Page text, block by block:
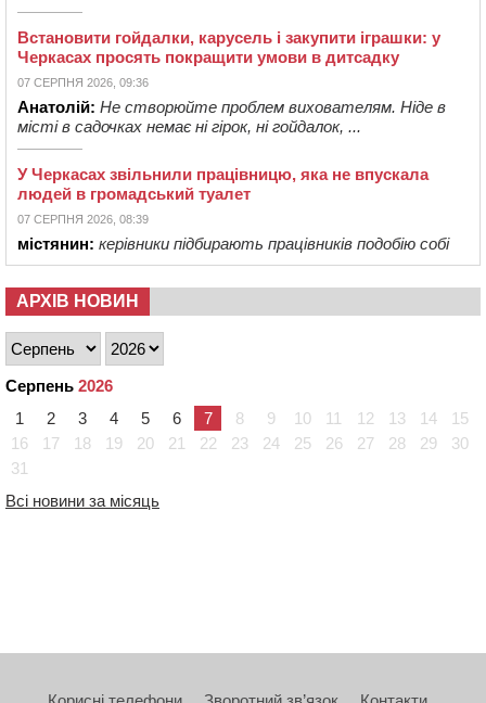
Встановити гойдалки, карусель і закупити іграшки: у
Черкасах просять покращити умови в дитсадку
07 СЕРПНЯ 2026, 09:36
Анатолій: Не створюйте проблем вихователям. Ніде в
місті в садочках немає ні гірок, ні гойдалок, ...
У Черкасах звільнили працівницю, яка не впускала
людей в громадський туалет
07 СЕРПНЯ 2026, 08:39
містянин: керівники підбирають працівників подобію собі
АРХІВ НОВИН
Серпень 2026
1
2 3 4 5 6 7 8 9 10 11 12 13 14
15
16
17 18 19 20 21 22 23 24 25 26 27 28 29
30
31
Всі новини за місяць